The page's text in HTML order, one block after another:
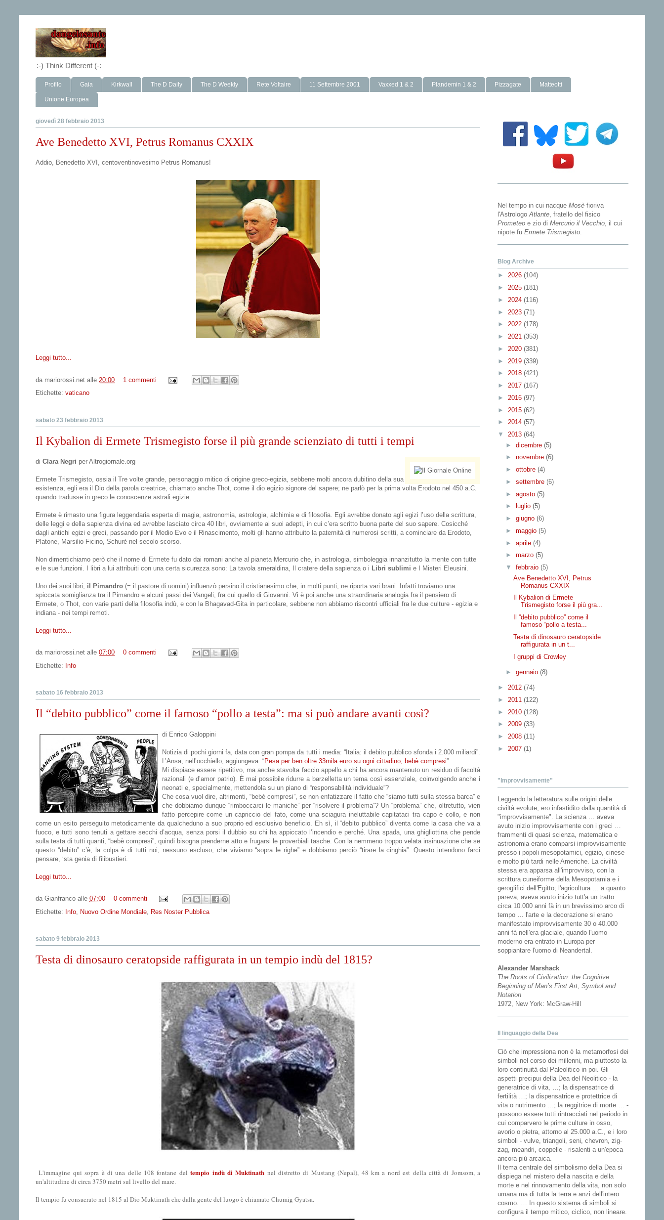
:-) Think Different (-:
Profilo Gaia Kirkwall The D Daily The D Weekly Rete Voltaire 11 Settembre 2001 Vaxxed 1 & 2 Plandemin 1 & 2 Pizzagate Matteotti
Unione Europea
giovedì 28 febbraio 2013
Ave Benedetto XVI, Petrus Romanus CXXIX
Addio, Benedetto XVI, centoventinovesimo Petrus Romanus!
Leggi tutto...
da mariorossi.net alle 20:00
1 commenti
Etichette: vaticano
sabato 23 febbraio 2013
Il Kybalion di Ermete Trismegisto forse il più grande scienziato di tutti i tempi
di Clara Negri per Altrogiornale.org
Ermete Trismegisto, ossia il Tre volte grande, personaggio mitico di origine greco-egizia, sebbene molti ancora dubitino della sua
esistenza, egli era il Dio della parola creatrice, chiamato anche Thot, come il dio egizio signore del sapere; ne parlò per la prima volta Erodoto nel 450 a.C.
quando tradusse in greco le conoscenze astrali egizie.
Ermete è rimasto una figura leggendaria esperta di magia, astronomia, astrologia, alchimia e di filosofia. Egli avrebbe donato agli egizi l’uso della scrittura,
delle leggi e della sapienza divina ed avrebbe lasciato circa 40 libri, ovviamente ai suoi adepti, in cui c’era scritto buona parte del suo sapere. Cosicché
dagli antichi egizi e greci, passando per il Medio Evo e il Rinascimento, molti gli hanno attribuito la paternità di numerosi scritti, a cominciare da Erodoto,
Platone, Marsilio Ficino, Schuré nel secolo scorso.
Non dimentichiamo però che il nome di Ermete fu dato dai romani anche al pianeta Mercurio che, in astrologia, simboleggia innanzitutto la mente con tutte
e le sue funzioni. I libri a lui attribuiti con una certa sicurezza sono: La tavola smeraldina, Il cratere della sapienza o i Libri sublimi e I Misteri Eleusini.
Uno dei suoi libri, il Pimandro (= il pastore di uomini) influenzò persino il cristianesimo che, in molti punti, ne riporta vari brani. Infatti troviamo una
spiccata somiglianza tra il Pimandro e alcuni passi dei Vangeli, fra cui quello di Giovanni. Vi è poi anche una straordinaria analogia fra il pensiero di
Ermete, o Thot, con varie parti della filosofia indù, e con la Bhagavad-Gita in particolare, sebbene non abbiamo riscontri ufficiali fra le due culture - egizia e
indiana - nei tempi remoti.
Leggi tutto...
da mariorossi.net alle 07:00
0 commenti
Etichette: Info
sabato 16 febbraio 2013
Il “debito pubblico” come il famoso “pollo a testa”: ma si può andare avanti così?
di Enrico Galoppini
Notizia di pochi giorni fa, data con gran pompa da tutti i media: “Italia: il debito pubblico sfonda i 2.000 miliardi”.
L’Ansa, nell’occhiello, aggiungeva: “Pesa per ben oltre 33mila euro su ogni cittadino, bebè compresi”.
Mi dispiace essere ripetitivo, ma anche stavolta faccio appello a chi ha ancora mantenuto un residuo di facoltà
razionali (e d’amor patrio). È mai possibile ridurre a barzelletta un tema così essenziale, coinvolgendo anche i
neonati e, specialmente, mettendola su un piano di “responsabilità individuale”?
Che cosa vuol dire, altrimenti, “bebè compresi”, se non enfatizzare il fatto che “siamo tutti sulla stessa barca” e
che dobbiamo dunque “rimboccarci le maniche” per “risolvere il problema”? Un “problema” che, oltretutto, vien
fatto percepire come un capriccio del fato, come una sciagura ineluttabile capitataci tra capo e collo, e non
come un esito perseguito metodicamente da qualcheduno a suo proprio ed esclusivo beneficio. Eh sì, il “debito pubblico” diventa come la casa che va a
fuoco, e tutti sono tenuti a gettare secchi d’acqua, senza porsi il dubbio su chi ha appiccato l’incendio e perché. Una spada, una ghigliottina che pende
sulla testa di tutti quanti, “bebè compresi”, quindi bisogna prenderne atto e frugarsi le proverbiali tasche. Con la nemmeno troppo velata insinuazione che se
questo “debito” c’è, la colpa è di tutti noi, nessuno escluso, che viviamo “sopra le righe” e dobbiamo perciò “tirare la cinghia”. Questo intendono farci
pensare, ‘sta genia di filibustieri.
Leggi tutto...
da Gianfranco alle 07:00
0 commenti
Etichette: Info Nuovo Ordine Mondiale Res Noster Pubblica
sabato 9 febbraio 2013
Testa di dinosauro ceratopside raffigurata in un tempio indù del 1815?
L'immagine qui sopra è di una delle 108 fontane deltempio indù di Muktinath nel distretto di Mustang (Nepal), 48 km a nord est della città di Jomsom, a
un'altitudine di circa 3750 metri sul livello del mare.
Il tempio fu consacrato nel 1815 al Dio Muktinath che dalla gente del luogo è chiamato Chumig Gyatsa.
Nel tempo in cui nacque Mosè fioriva
l'Astrologo Atlante , fratello del fisico
Prometeo e zio di Mercurio il Vecchio , il cui
nipote fu Ermete Trismegisto
Blog Archive
► 2026 (104)
► 2025 (181)
► 2024 (116)
► 2023 (71)
► 2022 (178)
► 2021 (353)
► 2020 (381)
► 2019 (339)
► 2018 (421)
► 2017 (167)
► 2016 (97)
► 2015 (62)
► 2014 (57)
▼ 2013 (64)
► dicembre (5)
► novembre (6)
► ottobre (4)
► settembre (6)
► agosto (5)
►
luglio (5)
► giugno (6)
► maggio (5)
► aprile (4)
► marzo (5)
▼ febbraio (5)
Ave Benedetto XVI, Petrus
Romanus CXXIX
Il Kybalion di Ermete
Trismegisto forse il più gra...
Il “debito pubblico” come il
famoso “pollo a testa...
Testa di dinosauro ceratopside
raffigurata in un t...
I gruppi di Crowley
► gennaio (8)
► 2012 (74)
► 2011 (122)
► 2010 (128)
► 2009 (33)
► 2008 (11)
► 2007 (1)
"Improvvisamente"
Leggendo la letteratura sulle origini delle
civiltà evolute, ero infastidito dalla quantità di
"improvvisamente". La scienza … aveva
avuto inizio improvvisamente con i greci …
frammenti di quasi scienza, matematica e
astronomia erano comparsi improvvisamente
presso i popoli mesopotamici, egizio, cinese
e molto più tardi nelle Americhe. La civiltà
stessa era apparsa all'improvviso, con la
scrittura cuneiforme della Mesopotamia e i
geroglifici dell'Egitto; l'agricoltura … a quanto
pareva, aveva avuto inizio tutt'a un tratto
circa 10.000 anni fà in un brevissimo arco di
tempo … l'arte e la decorazione si erano
manifestato improvvisamente 30 o 40.000
anni fà nell'era glaciale, quando l'uomo
moderno era entrato in Europa per
soppiantare l'uomo di Neandertal.
Alexander Marshack
The Roots of Civilization: the Cognitive
Beginning of Man’s First Art, Symbol and
Notation
1972, New York: McGraw-Hill
Il linguaggio della Dea
Ciò che impressiona non è la metamorfosi dei
simboli nel corso dei millenni, ma piuttosto la
loro continuità dal Paleolitico in poi. Gli
aspetti precipui della Dea del Neolitico - la
generatrice di vita, …; la dispensatrice di
fertilità …; la dispensatrice e protettrice di
vita o nutrimento …; la reggitrice di morte … -
possono essere tutti rintracciati nel periodo in
cui comparvero le prime culture in osso,
avorio o pietra, attorno al 25.000 a.C., e i loro
simboli - vulve, triangoli, seni, chevron, zig-
zag, meandri, coppelle - risalenti a un'epoca
ancora più arcaica.
Il tema centrale del simbolismo della Dea si
dispiega nel mistero della nascita e della
morte e nel rinnovamento della vita, non solo
umana ma di tutta la terra e anzi dell'intero
cosmo. … In questo sistema di simboli si
configura il tempo mitico, ciclico, non lineare.